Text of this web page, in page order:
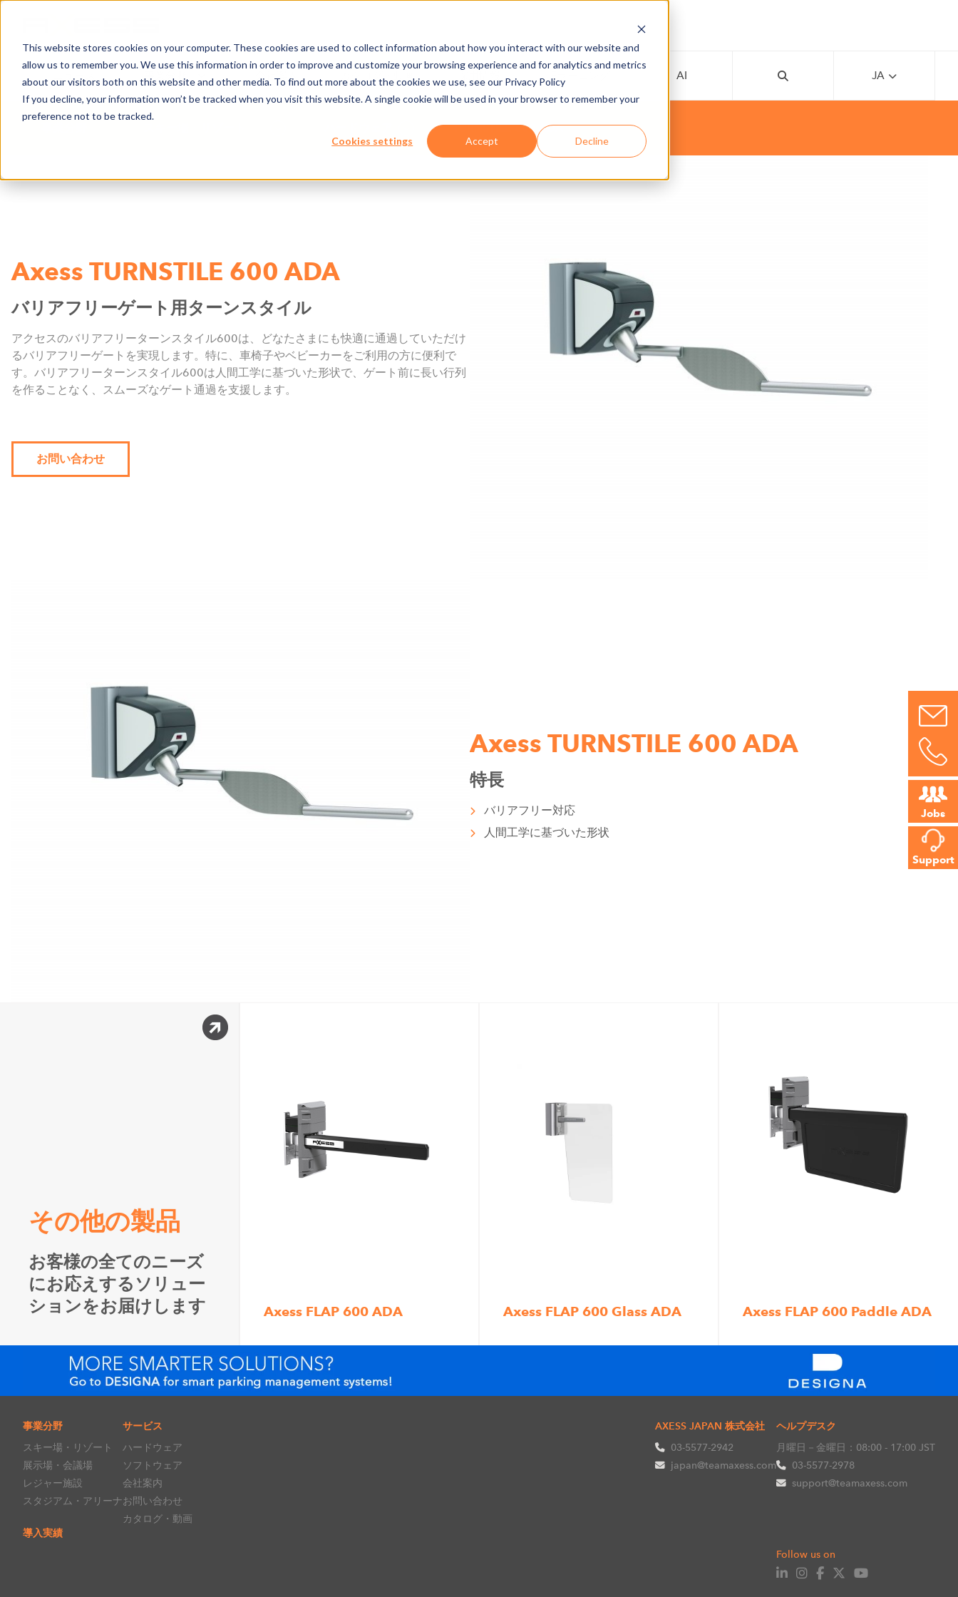
This website stores cookies on your computer. These cookies are used to collect information about how you interact with our website and
allow us to remember you. We use this information in order to improve and customize your browsing experience and for analytics and metrics
about our visitors both on this website and other media. To find out more about the cookies we use, see our Privacy Policy
If you decline, your information won’t be tracked when you visit this website. A single cookie will be used in your browser to remember your
preference not to be tracked.
Cookies settings Accept Decline
ニュース 事業分野 会社案内 カタログ・動画 Eラーニング AI JA
Jobs
Support
TURNSTILE 600 ADA
Axess TURNSTILE 600 ADA
バリアフリーゲート用ターンスタイル
アクセスのバリアフリーターンスタイル600は、どなたさまにも快適に通過していただけ
るバリアフリーゲートを実現します。特に、車椅子やベビーカーをご利用の方に便利で
す。バリアフリーターンスタイル600は人間工学に基づいた形状で、ゲート前に長い行列
を作ることなく、スムーズなゲート通過を支援します。
お問い合わせ
Axess TURNSTILE 600 ADA
特長
バリアフリー対応
人間工学に基づいた形状
その他の製品
お客様の全てのニーズ
にお応えするソリュー
ションをお届けします
Axess FLAP 600 ADA Axess FLAP 600 Glass ADA Axess FLAP 600 Paddle ADA
事業分野
スキー場・リゾート
展示場・会議場
レジャー施設
スタジアム・アリーナ
導入実績
サービス
ハードウェア
ソフトウェア
会社案内
お問い合わせ
カタログ・動画
AXESS JAPAN 株式会社
03-5577-2942
japan@teamaxess.com
ヘルプデスク
月曜日－金曜日：08:00 - 17:00 JST
03-5577-2978
support@teamaxess.com
Follow us on